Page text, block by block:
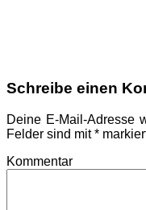
Schreibe einen
Deine E-Mail-Adresse
Felder sind mit*